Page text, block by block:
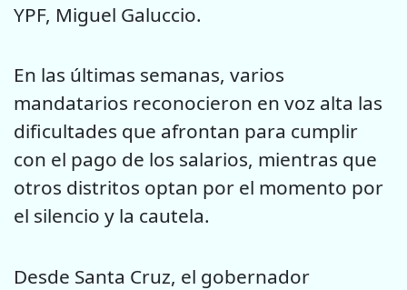
YPF, Miguel Galuccio.
En las últimas semanas, varios
mandatarios reconocieron en voz alta las
dificultades que afrontan para cumplir
con el pago de los salarios, mientras que
otros distritos optan por el momento por
el silencio y la cautela.
Desde Santa Cruz, el gobernador